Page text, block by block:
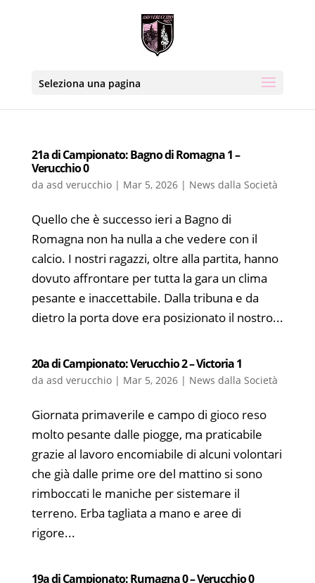
Seleziona una pagina
21a di Campionato: Bagno di Romagna 1 –
Verucchio 0
da asd verucchio| Mar 5, 2026| News dalla Società
Quello che è successo ieri a Bagno di
Romagna non ha nulla a che vedere con il
calcio. I nostri ragazzi, oltre alla partita, hanno
dovuto affrontare per tutta la gara un clima
pesante e inaccettabile. Dalla tribuna e da
dietro la porta dove era posizionato il nostro...
20a di Campionato: Verucchio 2 – Victoria 1
da asd verucchio| Mar 5, 2026| News dalla Società
Giornata primaverile e campo di gioco reso
molto pesante dalle piogge, ma praticabile
grazie al lavoro encomiabile di alcuni volontari
che già dalle prime ore del mattino si sono
rimboccati le maniche per sistemare il
terreno. Erba tagliata a mano e aree di
rigore...
19a di Campionato: Rumagna 0 – Verucchio 0